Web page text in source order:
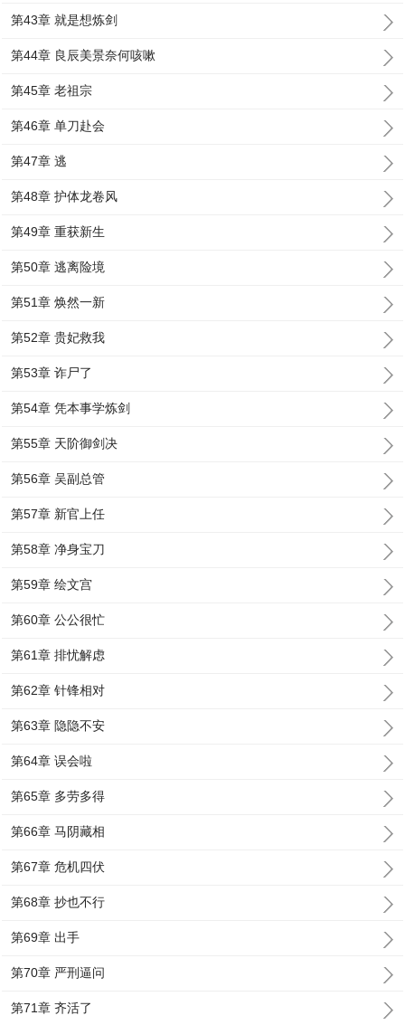
第43章 就是想炼剑
第44章 良辰美景奈何咳嗽
第45章 老祖宗
第46章 单刀赴会
第47章 逃
第48章 护体龙卷风
第49章 重获新生
第50章 逃离险境
第51章 焕然一新
第52章 贵妃救我
第53章 诈尸了
第54章 凭本事学炼剑
第55章 天阶御剑决
第56章 吴副总管
第57章 新官上任
第58章 净身宝刀
第59章 绘文宫
第60章 公公很忙
第61章 排忧解虑
第62章 针锋相对
第63章 隐隐不安
第64章 误会啦
第65章 多劳多得
第66章 马阴藏相
第67章 危机四伏
第68章 抄也不行
第69章 出手
第70章 严刑逼问
第71章 齐活了